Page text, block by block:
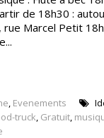
de 18h30 :
rue Marcel Petit
, Evenements
truck, Gratuit,